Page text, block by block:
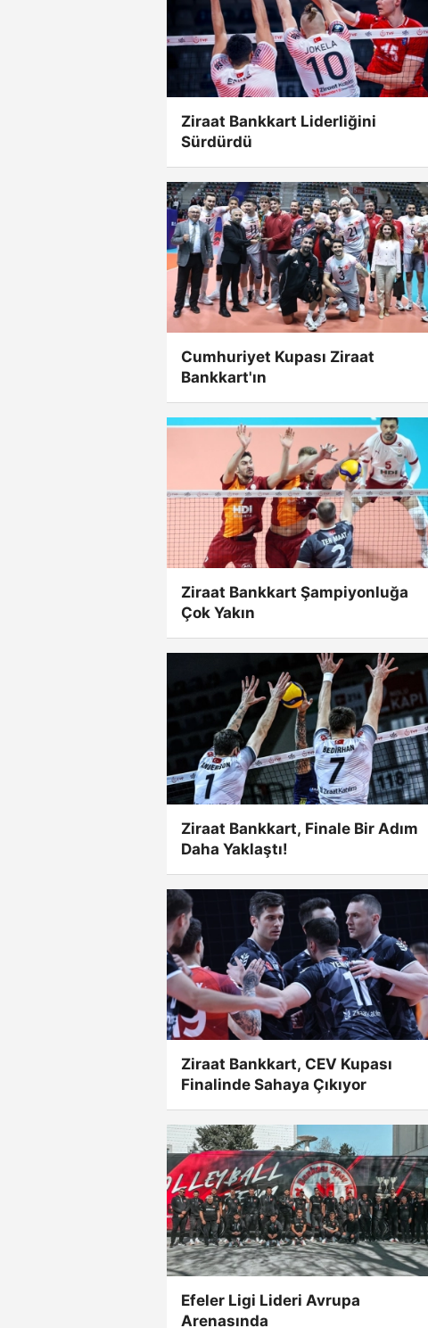
Ziraat Bankkart Liderliğini
Sürdürdü
Cumhuriyet Kupası Ziraat
Bankkart'ın
Ziraat Bankkart Şampiyonluğa
Çok Yakın
Ziraat Bankkart, Finale Bir Adım
Daha Yaklaştı!
Ziraat Bankkart, CEV Kupası
Finalinde Sahaya Çıkıyor
Efeler Ligi Lideri Avrupa
Arenasında